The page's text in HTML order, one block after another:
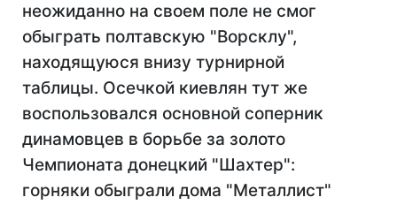
неожиданно на своем поле не смог
обыграть полтавскую "Ворсклу",
находящуюся внизу турнирной
таблицы. Осечкой киевлян тут же
воспользовался основной соперник
динамовцев в борьбе за золото
Чемпионата донецкий "Шахтер":
горняки обыграли дома "Металлист"